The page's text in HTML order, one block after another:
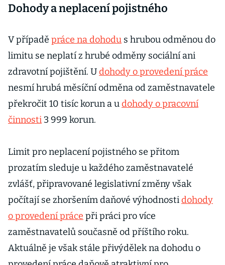
Dohody a neplacení pojistného
V případě práce na dohodu s hrubou odměnou do
limitu se neplatí z hrubé odměny sociální ani
zdravotní pojištění. Udohody o provedení práce
nesmí hrubá měsíční odměna od zaměstnavatele
překročit 10 tisíc korun a udohody o pracovní
činnosti 3 999 korun.
Limit pro neplacení pojistného se přitom
prozatím sleduje u každého zaměstnavatelé
zvlášť, připravované legislativní změny však
počítají se zhoršením daňové výhodnostidohody
o provedení práce při práci pro více
zaměstnavatelů současně od příštího roku.
Aktuálně je však stále přivýdělek na dohodu o